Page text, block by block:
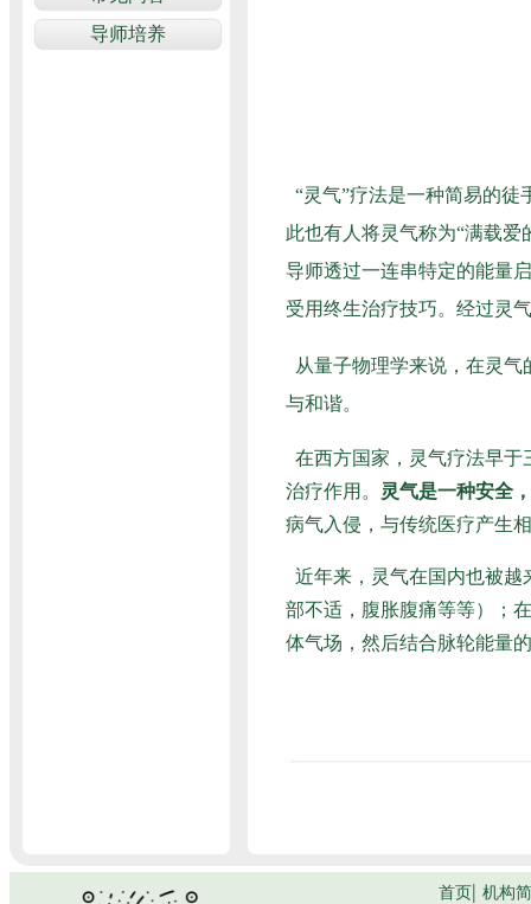
“灵气”疗法是一种简易的
此也有人将灵气称为“满载
导师透过一连串特定的能量
受用终生治疗技巧。经过灵
从量子物理学来说，在灵气
与和谐。
在西方国家，灵气疗法早
治疗作用。
灵气是一种安全
病气入侵，与传统医疗产生
近年来，灵气在国内也被越
部不适，腹胀腹痛等等）；
体气场，然后结合脉轮能量